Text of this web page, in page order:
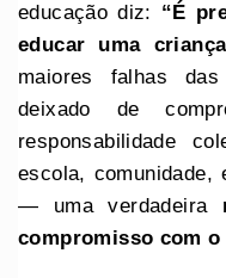
educação diz: “É
educar uma
maiores falhas
deixado de
responsabilidade
escola, comunidade,
— uma verdadeira
compromisso com